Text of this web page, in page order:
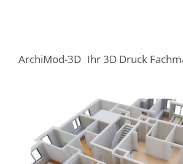
ArchiMod-3D Ihr 3D Druck